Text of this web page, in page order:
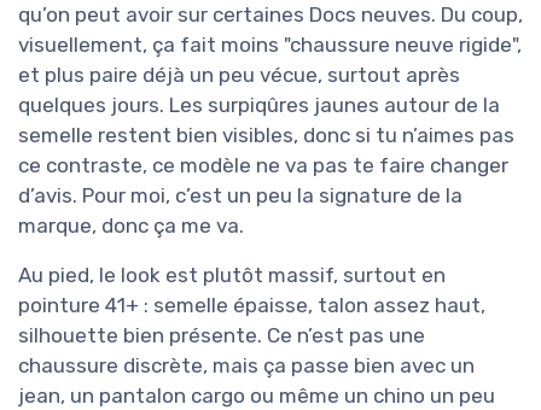
qu’on peut avoir sur certaines Docs neuves. Du coup,
visuellement, ça fait moins "chaussure neuve rigide",
et plus paire déjà un peu vécue, surtout après
quelques jours. Les surpiqûres jaunes autour de la
semelle restent bien visibles, donc si tu n’aimes pas
ce contraste, ce modèle ne va pas te faire changer
d’avis. Pour moi, c’est un peu la signature de la
marque, donc ça me va.
Au pied, le look est plutôt massif, surtout en
pointure 41+ : semelle épaisse, talon assez haut,
silhouette bien présente. Ce n’est pas une
chaussure discrète, mais ça passe bien avec un
jean, un pantalon cargo ou même un chino un peu